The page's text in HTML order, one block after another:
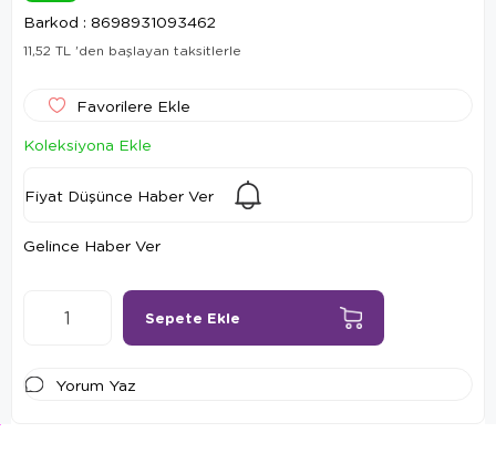
Barkod : 8698931093462
11,52 TL 'den başlayan taksitlerle
Favorilere Ekle
Koleksiyona Ekle
Fiyat Düşünce Haber Ver
Gelince Haber Ver
Yorum Yaz